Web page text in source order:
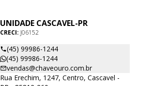
UNIDADE CASCAVEL-PR
CRECI: J06152
(45) 99986-1244
(45) 99986-1244
vendas@chaveouro.com.br
Rua Erechim, 1247, Centro, Cascavel -